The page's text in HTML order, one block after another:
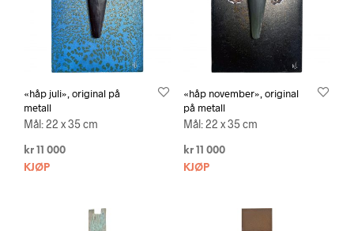
«håp juli», original på
metall
Mål: 22 x 35 cm
kr 11 000
KJØP
«håp november», original
på metall
Mål: 22 x 35 cm
kr11 000
KJØP